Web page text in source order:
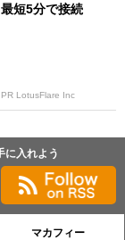
最短5分で接続
PR LotusFlare Inc
に入れよう
マカフィー